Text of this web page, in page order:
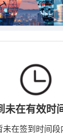
未在有效时
未在签到时间段